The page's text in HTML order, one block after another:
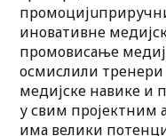
иновативне
промовисање
осмислили тренери
медијске навике и
у свим пројектним
има велики